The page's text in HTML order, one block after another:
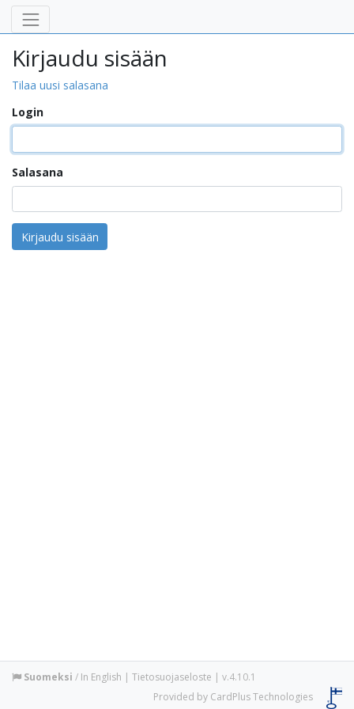
Kirjaudu sisään
Tilaa uusi salasana
Login
Salasana
Suomeksi / In English | Tietosuojaseloste | v.4.10.1
Provided by CardPlus Technologies